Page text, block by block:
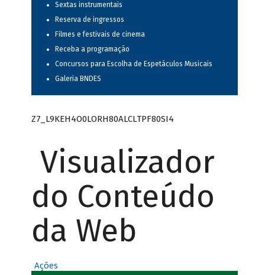
Sextas instrumentais
Reserva de ingressos
Filmes e festivais de cinema
Receba a programação
Concursos para Escolha de Espetáculos Musicais
Galeria BNDES
Z7_L9KEH4O0LORH80ALCLTPF80SI4
Visualizador
do Conteúdo
da Web
Ações